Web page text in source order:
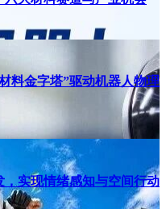
料金字塔”驱动机器人物理
实现情绪感知与空间行动